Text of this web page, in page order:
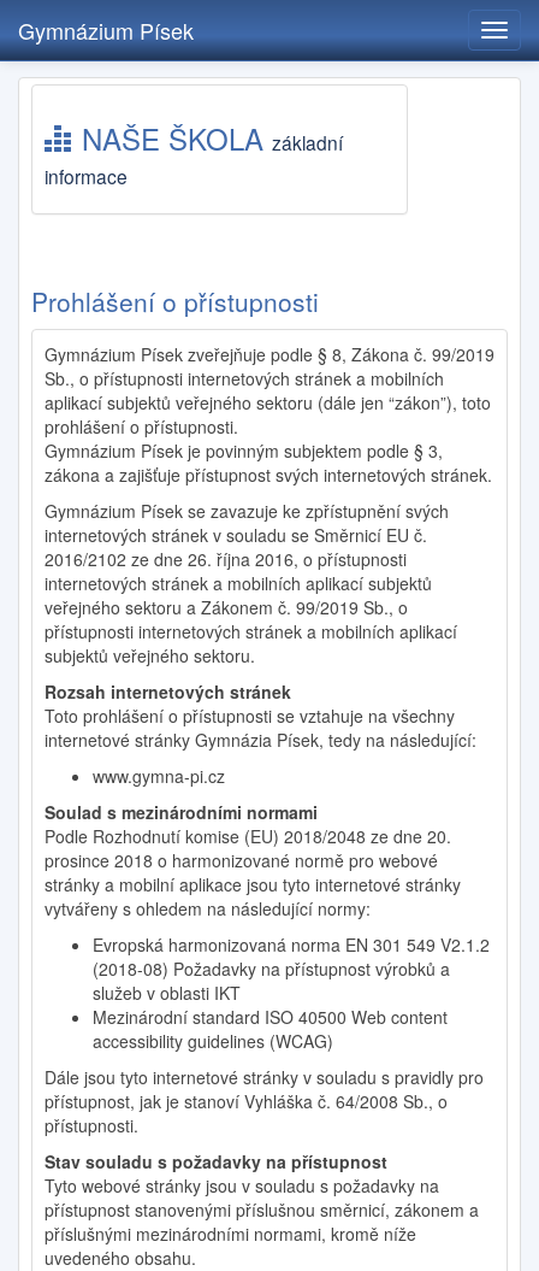
Přejít
hlavnímu
Gymnázium Písek
NAŠE ŠKOLA základní
informace
Prohlášení o přístupnosti
Gymnázium Písek zveřejňuje podle § 8, Zákona č. 99/2019
Sb., o přístupnosti internetových stránek a mobilních
aplikací subjektů veřejného sektoru (dále jen “zákon”), toto
prohlášení o přístupnosti.
Gymnázium Písek je povinným subjektem podle § 3,
zákona a zajišťuje přístupnost svých internetových stránek.
Gymnázium Písek se zavazuje ke zpřístupnění svých
internetových stránek v souladu se Směrnicí EU č.
2016/2102 ze dne 26. října 2016, o přístupnosti
internetových stránek a mobilních aplikací subjektů
veřejného sektoru a Zákonem č. 99/2019 Sb., o
přístupnosti internetových stránek a mobilních aplikací
subjektů veřejného sektoru.
Rozsah internetových stránek
Toto prohlášení o přístupnosti se vztahuje na všechny
internetové stránky Gymnázia Písek, tedy na následující:
www.gymna-pi.cz
Soulad s mezinárodními normami
Podle Rozhodnutí komise (EU) 2018/2048 ze dne 20.
prosince 2018 o harmonizované normě pro webové
stránky a mobilní aplikace jsou tyto internetové stránky
vytvářeny s ohledem na následující normy:
Evropská harmonizovaná norma EN 301 549 V2.1.2
(2018-08) Požadavky na přístupnost výrobků a
služeb v oblasti IKT
Mezinárodní standard ISO 40500 Web content
accessibility guidelines (WCAG)
Dále jsou tyto internetové stránky v souladu s pravidly pro
přístupnost, jak je stanoví Vyhláška č. 64/2008 Sb., o
přístupnosti.
Stav souladu s požadavky na přístupnost
Tyto webové stránky jsou v souladu s požadavky na
přístupnost stanovenými příslušnou směrnicí, zákonem a
příslušnými mezinárodními normami, kromě níže
uvedeného obsahu.